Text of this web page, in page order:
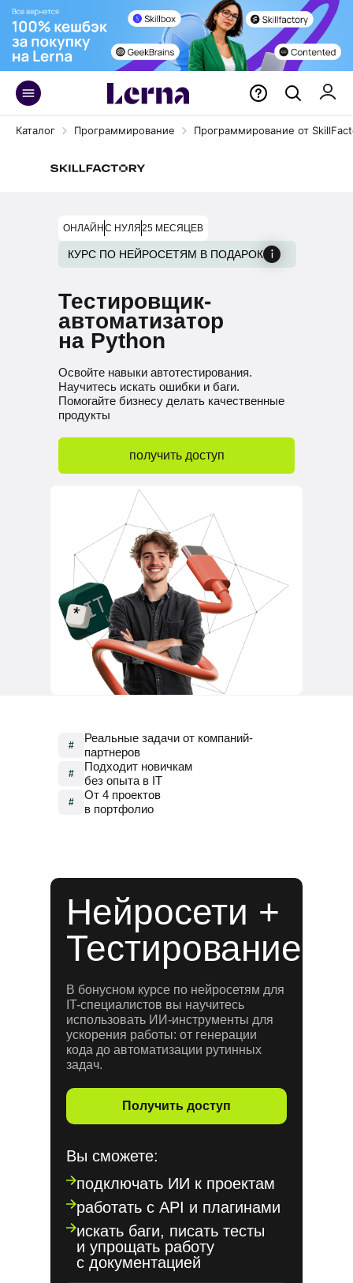
Каталог Программирование Программирование от
Тестировщик-
автоматизатор
на Python
Освойте навыки автотестирования.
Научитесь искать ошибки и баги.
Помогайте бизнесу делать качественные
продукты
получить доступ
ОНЛАЙНС НУЛЯ25 МЕСЯЦЕВ
КУРС ПО НЕЙРОСЕТЯМ В ПОДАРОК
#
Реальные задачи от компаний-
партнеров
#
Подходит новичкам
без опыта в IT
#
От 4 проектов
в портфолио
Нейросети +
Тестирование
В бонусном курсе по нейросетям для
IT-специалистов вы научитесь
использовать ИИ-инструменты для
ускорения работы: от генерации
кода до автоматизации рутинных
задач.
Получить доступ
Вы сможете:
подключать ИИ к проектам
работать с API и плагинами
искать баги, писать тесты
и упрощать работу
с документацией